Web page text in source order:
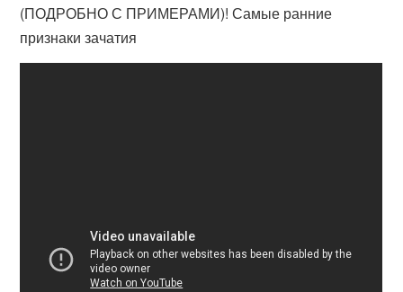
(ПОДРОБНО С ПРИМЕРАМИ)! Самые ранние
признаки зачатия